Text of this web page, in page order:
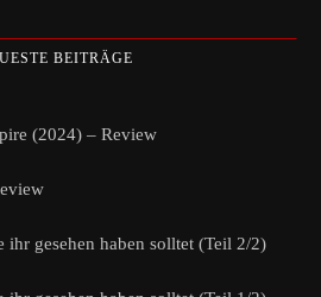
BEITRÄGE
(2024) – Review
gesehen haben solltet (Teil 2/2)